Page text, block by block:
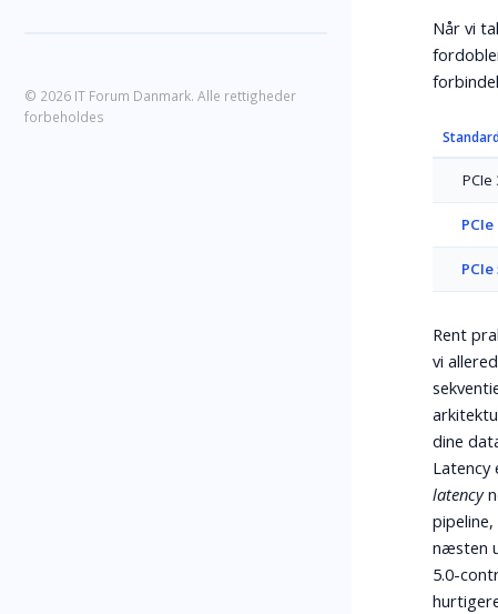
Når vi
PCIe
PCIe
PCIe
Rent
vi
dine
latency
næsten
5.0-
© 2026 IT Forum Danmark. Alle rettigheder
forbeholdes